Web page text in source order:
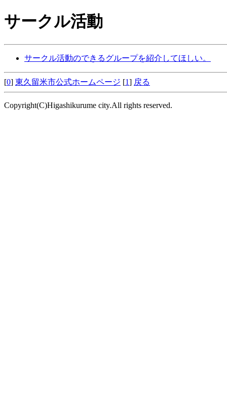
サークル活動
サークル活動のできるグループを紹介してほしい。
[0] 東久留米市公式ホームページ [1] 戻る
Copyright(C)Higashikurume city.All rights reserved.